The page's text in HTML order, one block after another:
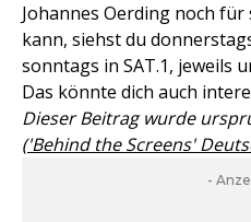
Johannes Oerding noch
kann, siehst du
sonntags in SAT.1, jeweils
Das könnte dich auch
Dieser Beitrag wurde
('Behind the Screens'
-